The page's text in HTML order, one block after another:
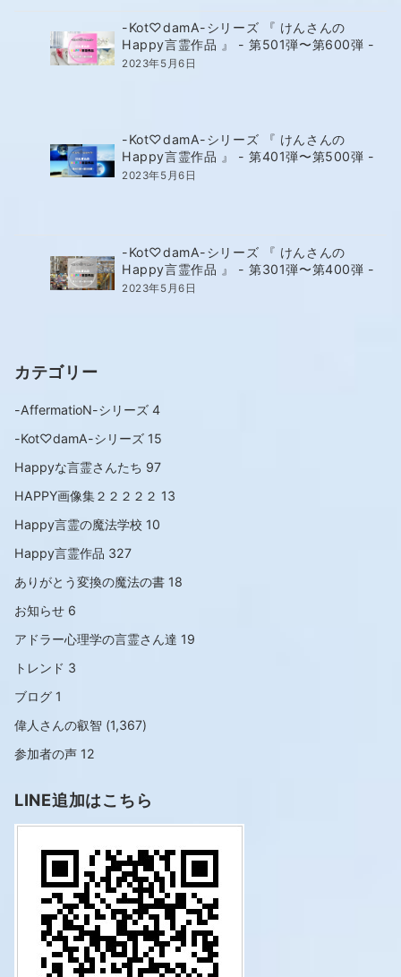
-Kot♡damA-シリーズ 『 けんさんの
Happy言霊作品 』 - 第501弾〜第600弾 -
2023年5月6日
-Kot♡damA-シリーズ 『 けんさんの
Happy言霊作品 』 - 第401弾〜第500弾 -
2023年5月6日
-Kot♡damA-シリーズ 『 けんさんの
Happy言霊作品 』 - 第301弾〜第400弾 -
2023年5月6日
カテゴリー
-AffermatioN-シリーズ 4
-Kot♡damA-シリーズ 15
Happyな言霊さんたち 97
HAPPY画像集２２２２２ 13
Happy言霊の魔法学校 10
Happy言霊作品 327
ありがとう変換の魔法の書 18
お知らせ 6
アドラー心理学の言霊さん達 19
トレンド 3
ブログ 1
偉人さんの叡智 (1,367)
参加者の声 12
LINE追加はこちら